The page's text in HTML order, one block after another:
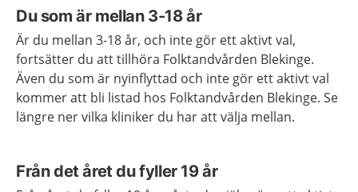
Du som är mellan 3-18 år
Är du mellan 3-18 år, och inte gör ett aktivt val,
fortsätter du att tillhöra Folktandvården Blekinge.
Även du som är nyinflyttad och inte gör ett aktivt val
kommer att bli listad hos Folktandvården Blekinge. Se
längre ner vilka kliniker du har att välja mellan.
Från det året du fyller 19 år